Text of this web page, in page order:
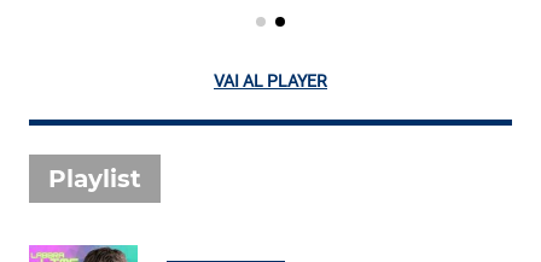
VAI AL PLAYER
Playlist